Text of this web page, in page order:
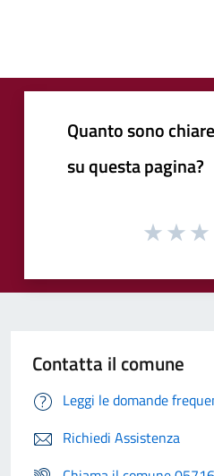
Quanto sono
su questa pagina?
Contatta il comune
Leggi le domande
Richiedi Assistenza